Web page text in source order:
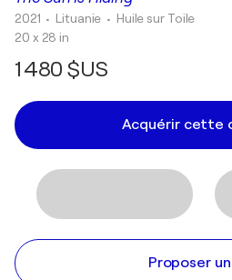
2021 • Lituanie • Huile sur Toile
20 x 28 in
1 480 $US
Acquérir cette
Proposer